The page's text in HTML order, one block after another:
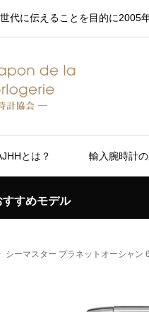
代に伝えることを目的に2005
とは？ 輸入腕時計
すすめモデル
シーマスター プラネットオーシャン